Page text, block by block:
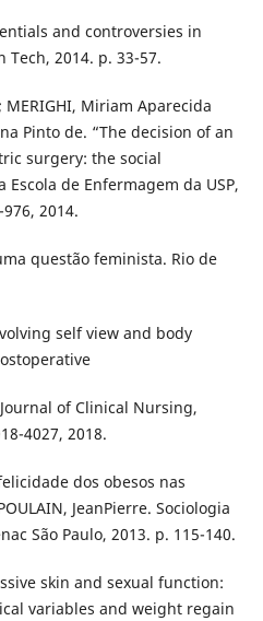
and controversies in
2014. p. 33-57.
MERIGHI, Miriam Aparecida
Pinto de. “The decision of an
surgery: the social
de Enfermagem da USP,
2014.
questão feminista. Rio de
self view and body
of Clinical Nursing,
4027, 2018.
dos obesos nas
JeanPierre. Sociologia
São Paulo, 2013. p. 115-140.
skin and sexual function:
variables and weight regain